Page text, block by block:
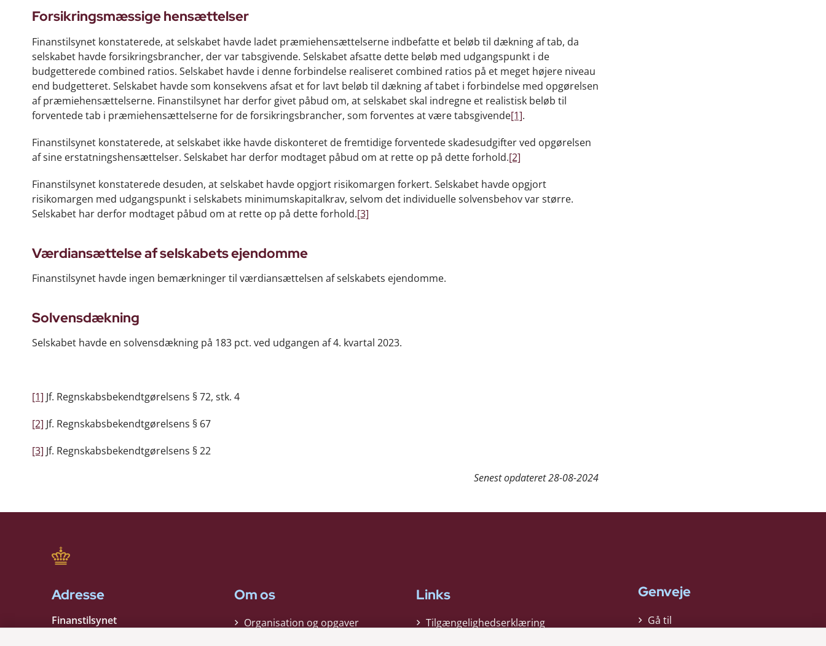
Forsikringsmæssige hensættelser
Finanstilsynet konstaterede, at selskabet havde ladet præmiehensættelserne indbefatte et beløb til dækning af tab, da
selskabet havde forsikringsbrancher, der var tabsgivende. Selskabet afsatte dette beløb med udgangspunkt i de
budgetterede combined ratios. Selskabet havde i denne forbindelse realiseret combined ratios på et meget højere niveau
end budgetteret. Selskabet havde som konsekvens afsat et for lavt beløb til dækning af tabet i forbindelse med opgørelsen
af præmiehensættelserne. Finanstilsynet har derfor givet påbud om, at selskabet skal indregne et realistisk beløb til
forventede tab i præmiehensættelserne for de forsikringsbrancher, som forventes at være tabsgivende[1].
Finanstilsynet konstaterede, at selskabet ikke havde diskonteret de fremtidige forventede skadesudgifter ved opgørelsen
af sine erstatningshensættelser. Selskabet har derfor modtaget påbud om at rette op på dette forhold.[2]
Finanstilsynet konstaterede desuden, at selskabet havde opgjort risikomargen forkert. Selskabet havde opgjort
risikomargen med udgangspunkt i selskabets minimumskapitalkrav, selvom det individuelle solvensbehov var større.
Selskabet har derfor modtaget påbud om at rette op på dette forhold.[3]
Værdiansættelse af selskabets ejendomme
Finanstilsynet havde ingen bemærkninger til værdiansættelsen af selskabets ejendomme.
Solvensdækning
Selskabet havde en solvensdækning på 183 pct. ved udgangen af 4. kvartal 2023.
[1] Jf. Regnskabsbekendtgørelsens § 72, stk. 4
[2] Jf. Regnskabsbekendtgørelsens § 67
[3] Jf. Regnskabsbekendtgørelsens § 22
Senest opdateret28-08-2024
Adresse
Finanstilsynet
Om os
Organisation og opgaver
Links
Tilgængelighedserklæring
Genveje
Gå til